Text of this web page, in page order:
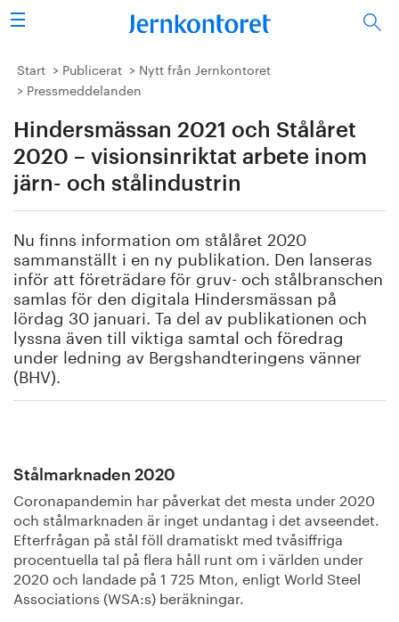
Sök
Stålindustrin
Forskning/utbildning
Energi/miljö
Vi tycker
Publicerat
Bildbank
Om oss
Start Publicerat
Nytt från Jernkontoret
Pressmeddelanden
Hindersmässan 2021 och Stålåret
2020 – visionsinriktat arbete inom
järn- och stålindustrin
Nu finns information om stålåret 2020
sammanställt i en ny publikation. Den lanseras
inför att företrädare för gruv- och stålbranschen
samlas för den digitala Hindersmässan på
lördag 30 januari. Ta del av publikationen och
lyssna även till viktiga samtal och föredrag
under ledning av Bergshandteringens vänner
(BHV).
Stålmarknaden 2020
Coronapandemin har påverkat det mesta under 2020
och stålmarknaden är inget undantag i det avseendet.
Efterfrågan på stål föll dramatiskt med tvåsiffriga
procentuella tal på flera håll runt om i världen under
2020 och landade på 1 725 Mton, enligt World Steel
Associations (WSA:s) beräkningar.